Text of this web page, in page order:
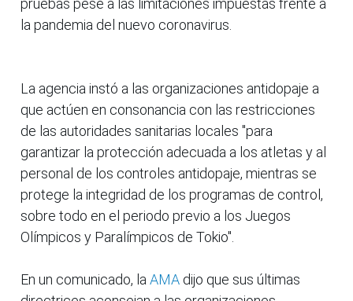
pruebas pese a las limitaciones impuestas frente a
la pandemia del nuevo coronavirus.
La agencia instó a las organizaciones antidopaje a
que actúen en consonancia con las restricciones
de las autoridades sanitarias locales "para
garantizar la protección adecuada a los atletas y al
personal de los controles antidopaje, mientras se
protege la integridad de los programas de control,
sobre todo en el periodo previo a los Juegos
Olímpicos y Paralímpicos de Tokio".
En un comunicado, la AMA dijo que sus últimas